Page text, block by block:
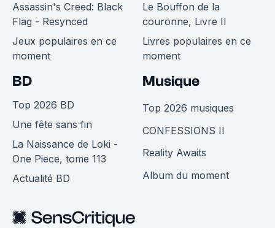
Assassin's Creed: Black
Flag - Resynced
Jeux populaires en ce
moment
Le Bouffon de la
couronne, Livre II
Livres populaires en ce
moment
BD
Top 2026 BD
Une fête sans fin
La Naissance de Loki -
One Piece, tome 113
Actualité BD
Musique
Top 2026 musiques
CONFESSIONS II
Reality Awaits
Album du moment